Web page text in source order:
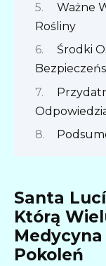
Ważne
Rośliny
Środki
Santa
Którą
Medycyna
Pokoleń